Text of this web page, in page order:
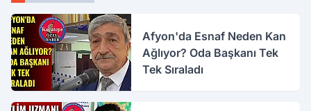
Afyon'da Esnaf Neden Kan
Ağlıyor? Oda Başkanı Tek
Tek Sıraladı